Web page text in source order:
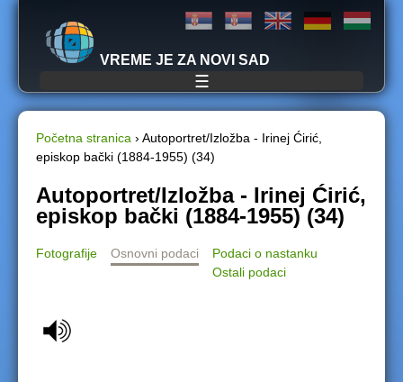
Jump to navigation
VREME JE ZA NOVI SAD
☰
Y
o
Početna stranica › Autoportret/Izložba - Irinej Ćirić,
episkop bački (1884-1955) (34)
Autoportret/Izložba - Irinej Ćirić,
episkop bački (1884-1955) (34)
Fotografije Osnovni podaci
Podaci o nastanku
Ostali podaci